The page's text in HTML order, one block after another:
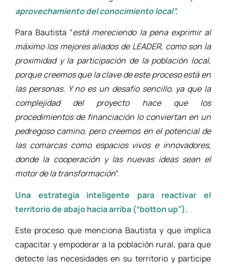
aprovechamiento del conocimiento local”.
Para Bautista “está mereciendo la pena exprimir al
máximo los mejores aliados de LEADER, como son la
proximidad y la participación de la población local,
porque creemos que la clave de este proceso está en
las personas. Y no es un desafío sencillo, ya que la
complejidad del proyecto hace que los
procedimientos de financiación lo conviertan en un
pedregoso camino, pero creemos en el potencial de
las comarcas como espacios vivos e innovadores,
donde la cooperación y las nuevas ideas sean el
motor de la transformación”.
Una estrategia inteligente para reactivar el
territorio de abajo hacia arriba (“botton up”).
Este proceso que menciona Bautista y que implica
capacitar y empoderar a la población rural, para que
detecte las necesidades en su territorio y participe